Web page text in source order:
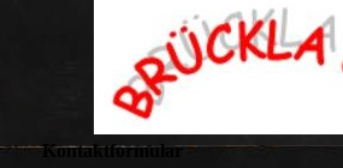
Kontaktformular